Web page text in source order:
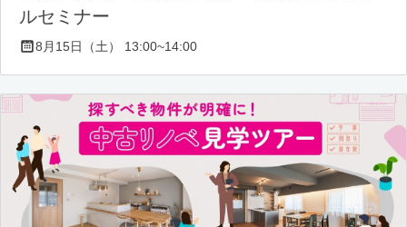
ルセミナー
8月15日（土） 13:00~14:00